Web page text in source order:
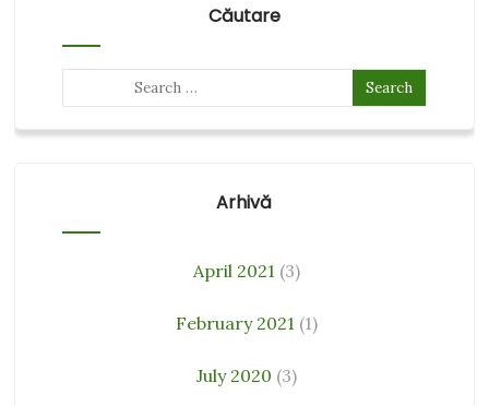
Căutare
Arhivă
April 2021 (3)
February 2021 (1)
July 2020 (3)